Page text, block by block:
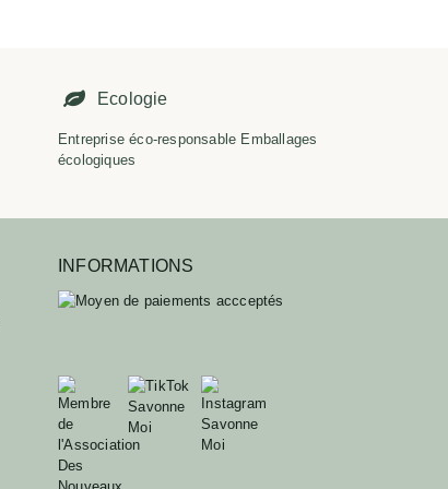
Ecologie
Entreprise éco-responsable Emballages
écologiques
INFORMATIONS